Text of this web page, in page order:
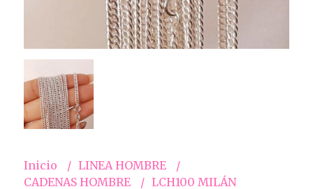
Inicio
LINEA HOMBRE
CADENAS HOMBRE
LCH100 MILÁN